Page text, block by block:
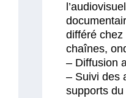
différé chez
chaînes,
– Diffusion
– Suivi des
supports